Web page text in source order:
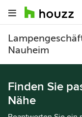
Nauheim
Finden Sie
Nähe